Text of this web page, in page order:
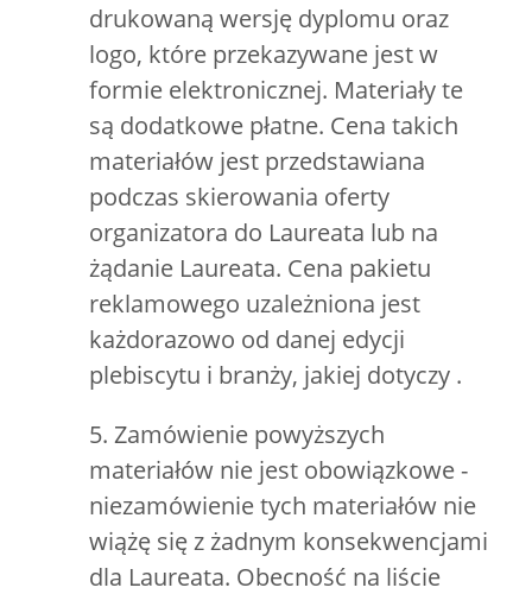
drukowaną wersję dyplomu oraz
logo, które przekazywane jest w
formie elektronicznej. Materiały te
są dodatkowe płatne. Cena takich
materiałów jest przedstawiana
podczas skierowania oferty
organizatora do Laureata lub na
żądanie Laureata. Cena pakietu
reklamowego uzależniona jest
każdorazowo od danej edycji
plebiscytu i branży, jakiej dotyczy .
5. Zamówienie powyższych
materiałów nie jest obowiązkowe -
niezamówienie tych materiałów nie
wiążę się z żadnym konsekwencjami
dla Laureata. Obecność na liście